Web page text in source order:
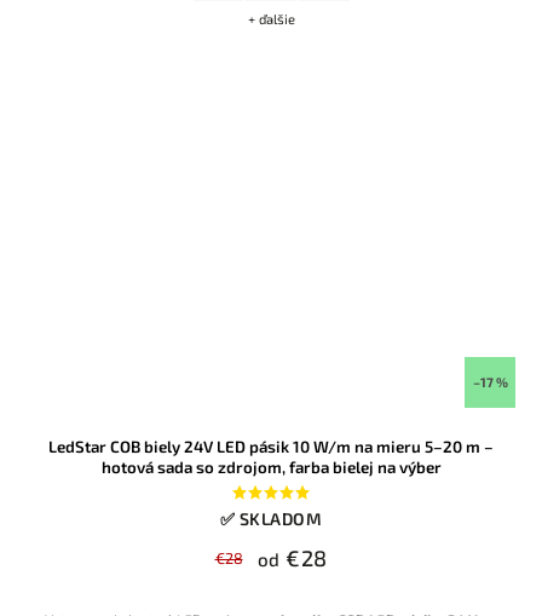
+ ďalšie
–17 %
LedStar COB biely 24V LED pásik 10 W/m na mieru 5–20 m –
hotová sada so zdrojom, farba bielej na výber
✅ SKLADOM
€28 od €28